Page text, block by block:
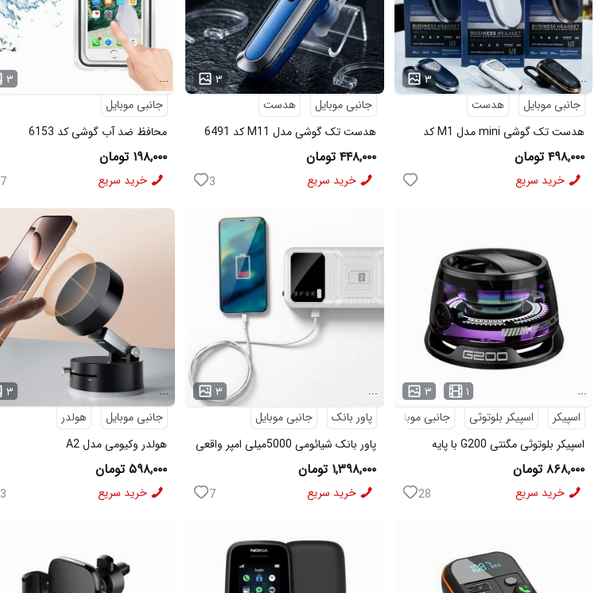
۳
...
جانبی موبایل
هدست
هدست تک گوشی mini مدل M1 کد
6492
۴۹۸,۰۰۰ تومان
خرید سریع
۳
...
جانبی موبایل
هدست
هدست تک گوشی مدل M11 کد 6491
۴۴۸,۰۰۰ تومان
خرید سریع 3
۳
...
جانبی موبایل
محافظ ضد آب گوشی کد 6153
۱۹۸,۰۰۰ تومان
خرید سریع 7
۳ ۱
...
اسپیکر
اسپیکر بلوتوثی جانبی موبایل
دیجیتال
اسپیکر بلوتوثی مگنتی G200 با پایه
نگهدارنده گوشی
۸۶۸,۰۰۰ تومان
خرید سریع 28
۳
...
پاور بانک
جانبی موبایل
پاور بانک شیائومی 5000میلی امپر واقعی
۱,۳۹۸,۰۰۰ تومان
خرید سریع 7
۳
...
جانبی موبایل
هولدر
هولدر وکیومی مدل A2
۵۹۸,۰۰۰ تومان
خرید سریع 3